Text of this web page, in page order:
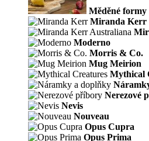
Měděné
Miranda Kerr
Moderno
Morris & Co.
Mug Meirion
Mythical
Nerezové
Nevis
Nouveau
Opus Cupra
Opus Prima